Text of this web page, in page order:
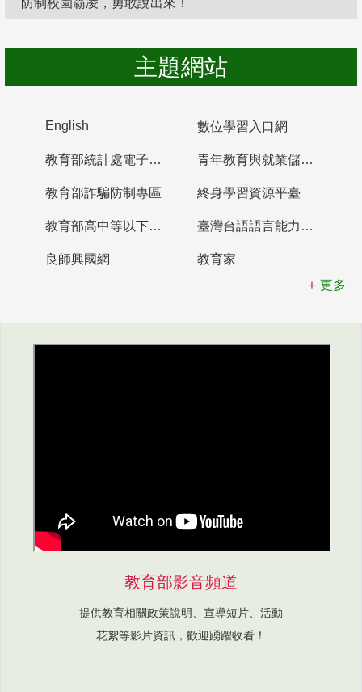
防制校園霸凌，勇敢說出來！
主題網站
English 數位學習入口網
教育部統計處電子書櫃 青年教育與就業儲蓄帳戶
教育部詐騙防制專區 終身學習資源平臺
教育部高中等以下學校及幼兒園教師資格檢定考試 臺灣台語語言能力認證網站
良師興國網
教育家
更多
教育部影音頻道
提供教育相關政策說明、宣導短片、活動
花絮等影片資訊，歡迎踴躍收看！